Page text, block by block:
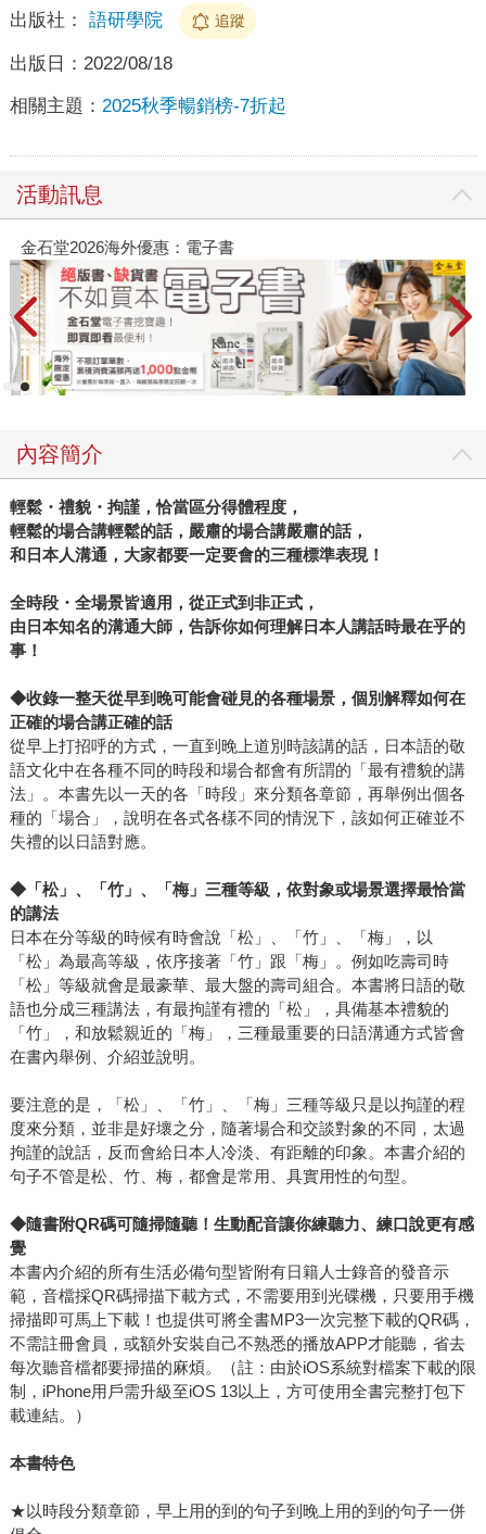
出版社： 語研學院 追蹤
出版日： 2022/08/18
相關主題： 2025秋季暢銷榜-7折起
活動訊息
金石堂2026海外優惠：電子書
內容簡介
輕鬆・禮貌・拘謹，恰當區分得體程度，
輕鬆的場合講輕鬆的話，嚴肅的場合講嚴肅的話，
和日本人溝通，大家都要一定要會的三種標準表現！
全時段・全場景皆適用，從正式到非正式，
由日本知名的溝通大師，告訴你如何理解日本人講話時最在乎的
事！
◆收錄一整天從早到晚可能會碰見的各種場景，個別解釋如何在
正確的場合講正確的話
從早上打招呼的方式，一直到晚上道別時該講的話，日本語的敬
語文化中在各種不同的時段和場合都會有所謂的「最有禮貌的講
法」。本書先以一天的各「時段」來分類各章節，再舉例出個各
種的「場合」，說明在各式各樣不同的情況下，該如何正確並不
失禮的以日語對應。
◆「松」、「竹」、「梅」三種等級，依對象或場景選擇最恰當
的講法
日本在分等級的時候有時會說「松」、「竹」、「梅」，以
「松」為最高等級，依序接著「竹」跟「梅」。例如吃壽司時
「松」等級就會是最豪華、最大盤的壽司組合。本書將日語的敬
語也分成三種講法，有最拘謹有禮的「松」，具備基本禮貌的
「竹」，和放鬆親近的「梅」，三種最重要的日語溝通方式皆會
在書內舉例、介紹並說明。
要注意的是，「松」、「竹」、「梅」三種等級只是以拘謹的程
度來分類，並非是好壞之分，隨著場合和交談對象的不同，太過
拘謹的說話，反而會給日本人冷淡、有距離的印象。本書介紹的
句子不管是松、竹、梅，都會是常用、具實用性的句型。
◆隨書附QR碼可隨掃隨聽！生動配音讓你練聽力、練口說更有感
覺
本書內介紹的所有生活必備句型皆附有日籍人士錄音的發音示
範，音檔採QR碼掃描下載方式，不需要用到光碟機，只要用手機
掃描即可馬上下載！也提供可將全書MP3一次完整下載的QR碼，
不需註冊會員，或額外安裝自己不熟悉的播放APP才能聽，省去
每次聽音檔都要掃描的麻煩。（註：由於iOS系統對檔案下載的限
制，iPhone用戶需升級至iOS 13以上，方可使用全書完整打包下
載連結。）
本書特色
★以時段分類章節，早上用的到的句子到晚上用的到的句子一併